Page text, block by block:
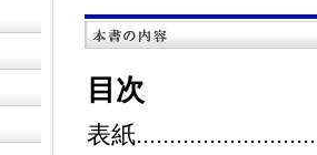
目次
表紙